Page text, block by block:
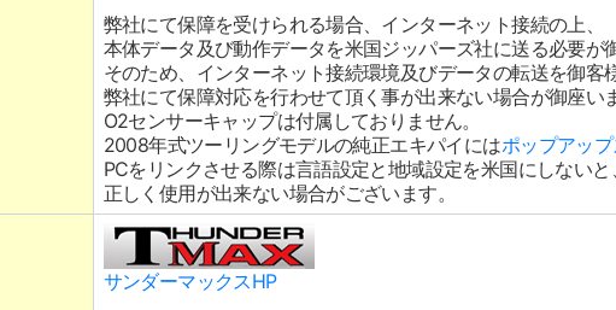
弊社にて保障を受けられる場合、インターネット接続の上、
本体データ及び動作データを米国ジッパーズ社に送る必要が
そのため、インターネット接続環境及びデータの転送を御客
弊社にて保障対応を行わせて頂く事が出来ない場合が御座い
O2センサーキャップは付属しておりません。
2008年式ツーリングモデルの純正エキパイにはポップアッ
PCをリンクさせる際は言語設定と地域設定を米国にしないと
正しく使用が出来ない場合がございます。
サンダーマックスHP